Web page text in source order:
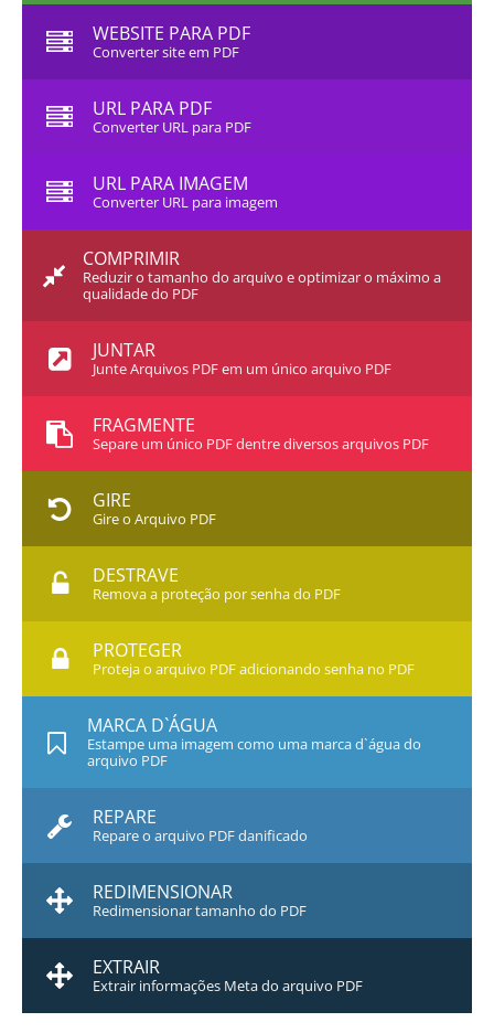
WEBSITE PARA PDF
Converter site em PDF
URL PARA PDF
Converter URL para PDF
URL PARA IMAGEM
Converter URL para imagem
COMPRIMIR
Reduzir o tamanho do arquivo e optimizar o máximo a
qualidade do PDF
JUNTAR
Junte Arquivos PDF em um único arquivo PDF
FRAGMENTE
Separe um único PDF dentre diversos arquivos PDF
GIRE
Gire o Arquivo PDF
DESTRAVE
Remova a proteção por senha do PDF
PROTEGER
Proteja o arquivo PDF adicionando senha no PDF
MARCA D`ÁGUA
Estampe uma imagem como uma marca d`água do
arquivo PDF
REPARE
Repare o arquivo PDF danificado
REDIMENSIONAR
Redimensionar tamanho do PDF
EXTRAIR
Extrair informações Meta do arquivo PDF